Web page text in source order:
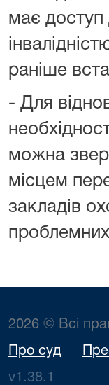
має доступ
раніше
- Для
можна
місцем
закладів
2026 © Всі
Про суд
v1.38.1